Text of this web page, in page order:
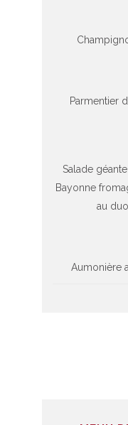
Parmentier
Salade
Bayonne
au
Aumonière